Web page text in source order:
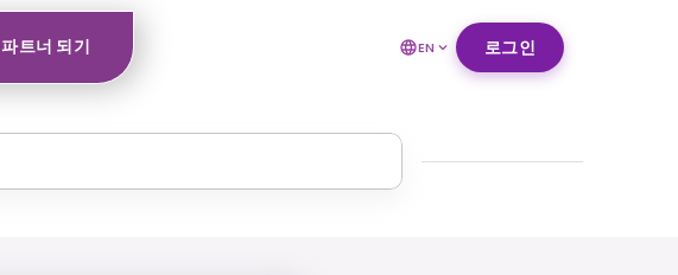
파트너 되기 EN 로그인